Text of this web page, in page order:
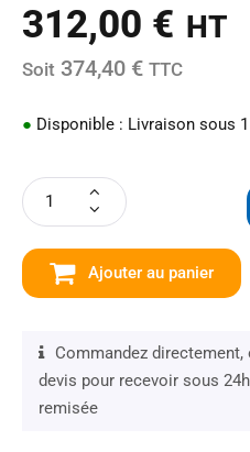
312,00 € HT
Soit 374,40 € TTC
● Disponible : Livraison sous
Ajouter au panier
Commandez
devis pour recevoir sous
remisée